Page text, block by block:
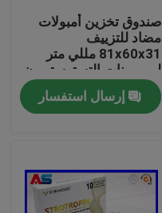
صندوق تخزين أمبولات
مضاد للتزييف
81x60x31 مللي متر
لبروبيونات التستوستيرون
1 مللي
إرسال استفسار